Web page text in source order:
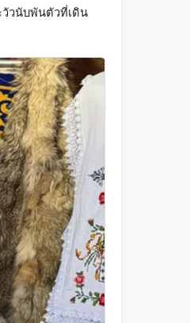
วัวนับพันตัวที่เดิน